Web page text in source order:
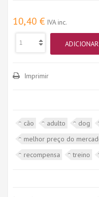
10,40 € IVA inc.
Imprimir
cão adulto dog
melhor preço do
recompensa
treino